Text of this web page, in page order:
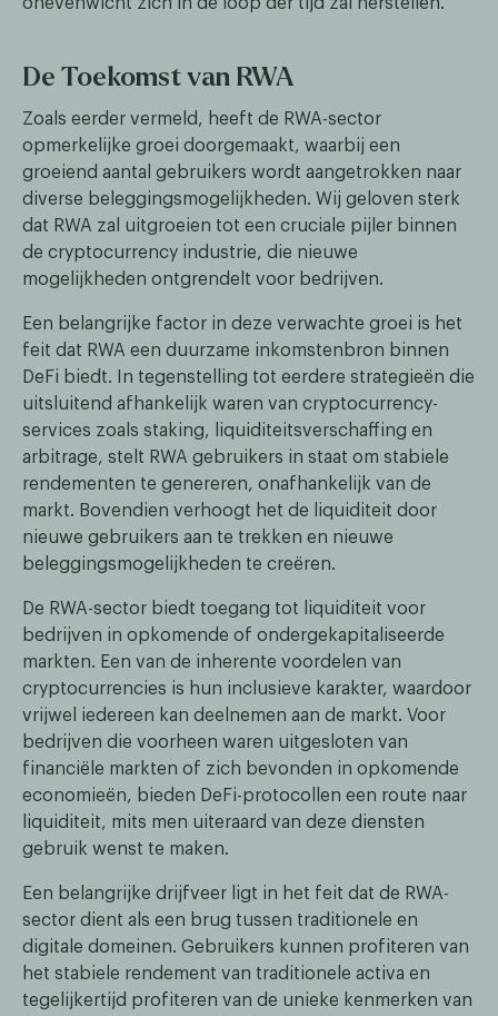
De Toekomst van RWA
Zoals eerder vermeld, heeft de RWA-sector
opmerkelijke groei doorgemaakt, waarbij een
groeiend aantal gebruikers wordt aangetrokken naar
diverse beleggingsmogelijkheden. Wij geloven sterk
dat RWA zal uitgroeien tot een cruciale pijler binnen
de cryptocurrency industrie, die nieuwe
mogelijkheden ontgrendelt voor bedrijven.
Een belangrijke factor in deze verwachte groei is het
feit dat RWA een duurzame inkomstenbron binnen
DeFi biedt. In tegenstelling tot eerdere strategieën die
uitsluitend afhankelijk waren van cryptocurrency-
services zoals staking, liquiditeitsverschaffing en
arbitrage, stelt RWA gebruikers in staat om stabiele
rendementen te genereren, onafhankelijk van de
markt. Bovendien verhoogt het de liquiditeit door
nieuwe gebruikers aan te trekken en nieuwe
beleggingsmogelijkheden te creëren.
De RWA-sector biedt toegang tot liquiditeit voor
bedrijven in opkomende of ondergekapitaliseerde
markten. Een van de inherente voordelen van
cryptocurrencies is hun inclusieve karakter, waardoor
vrijwel iedereen kan deelnemen aan de markt. Voor
bedrijven die voorheen waren uitgesloten van
financiële markten of zich bevonden in opkomende
economieën, bieden DeFi-protocollen een route naar
liquiditeit, mits men uiteraard van deze diensten
gebruik wenst te maken.
Een belangrijke drijfveer ligt in het feit dat de RWA-
sector dient als een brug tussen traditionele en
digitale domeinen. Gebruikers kunnen profiteren van
het stabiele rendement van traditionele activa en
tegelijkertijd profiteren van de unieke kenmerken van